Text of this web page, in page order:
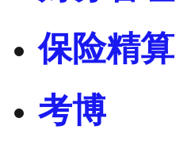
保险精算
考博